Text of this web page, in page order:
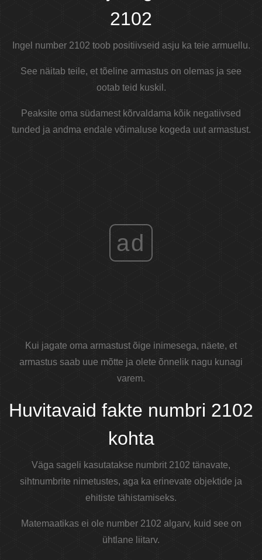
2102
Ingel number 2102 toob positiivseid asju ka teie armuellu.
See näitab teile, et tõeline armastus on olemas ja see
ootab teid kuskil.
Peaksite oma südamest kõrvaldama kõik negatiivsed
tunded ja andma endale võimaluse kogeda uut armastust.
ad
Kui jagate oma armastust õige inimesega, näete, et
armastus saab uue mõtte ja olete õnnelik nagu kunagi
varem.
Huvitavaid fakte numbri 2102
kohta
Väga sageli kasutatakse numbrit 2102 tänavate,
sihtnumbrite nimetustes, aga ka erinevate objektide ja
ehitiste tähistamiseks.
Matemaatikas ei ole number 2102 algarv, kuid see on
ühtlane liitarv.